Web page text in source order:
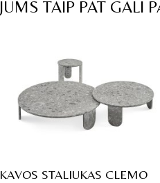
JUMS TAIP PAT GALI
KAVOS STALIUKAS CLEMO